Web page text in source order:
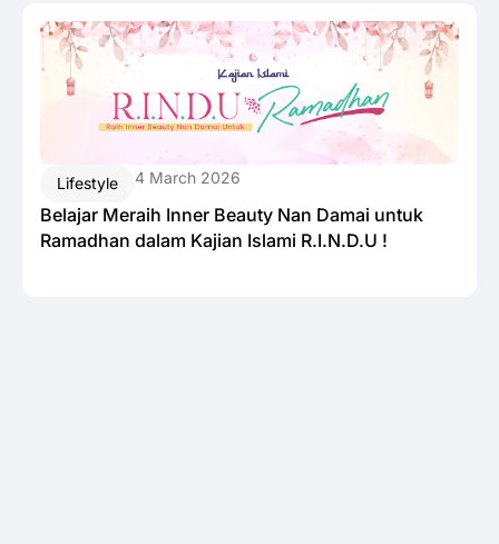
Lifestyle 4 March 2026
Belajar Meraih Inner Beauty Nan Damai untuk
Ramadhan dalam Kajian Islami R.I.N.D.U !